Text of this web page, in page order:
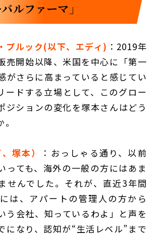
ルファーマ」
プルック(以下、エディ) ：2019年
売開始以降、米国を中心に「第一
がさらに高まっていると感じてい
ードする立場として、このグロー
ジションの変化を塚本さんはどう
塚本）
：おっしゃる通り、以前
っても、海外の一般の方にはあま
せんでした。それが、直近3年間
は、アパートの管理人の方から
う会社、知っているわよ」と声を
になり、認知が“生活レベル”まで